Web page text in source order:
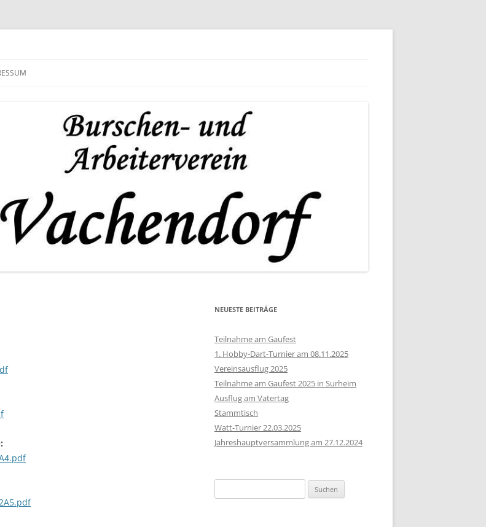
NEUESTE BEITRÄGE
Teilnahme am Gaufest
1. Hobby-Dart-Turnier am 08.11.2025
Vereinsausflug 2025
Teilnahme am Gaufest 2025 in Surheim
Ausflug am Vatertag
Stammtisch
Watt-Turnier 22.03.2025
Jahreshauptversammlung am 27.12.2024
nach: